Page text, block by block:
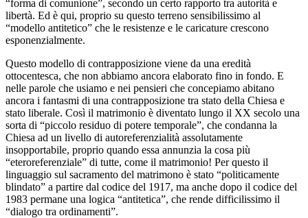
“forma di comunione”, secondo un certo rapporto tra autorità e
libertà. Ed è qui, proprio su questo terreno sensibilissimo al
“modello antitetico” che le resistenze e le caricature crescono
esponenzialmente.
Questo modello di contrapposizione viene da una eredità
ottocentesca, che non abbiamo ancora elaborato fino in fondo. E
nelle parole che usiamo e nei pensieri che concepiamo abitano
ancora i fantasmi di una contrapposizione tra stato della Chiesa e
stato liberale. Così il matrimonio è diventato lungo il XX secolo una
sorta di “piccolo residuo di potere temporale”, che condanna la
Chiesa ad un livello di autoreferenzialità assolutamente
insopportabile, proprio quando essa annunzia la cosa più
“eteroreferenziale” di tutte, come il matrimonio! Per questo il
linguaggio sul sacramento del matrimono è stato “politicamente
blindato” a partire dal codice del 1917, ma anche dopo il codice del
1983 permane una logica “antitetica”, che rende difficilissimo il
“dialogo tra ordinamenti”.